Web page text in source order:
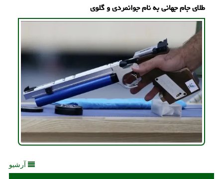
طلای جام جهانی به نام جوانمردی و گلوی
آرشیو